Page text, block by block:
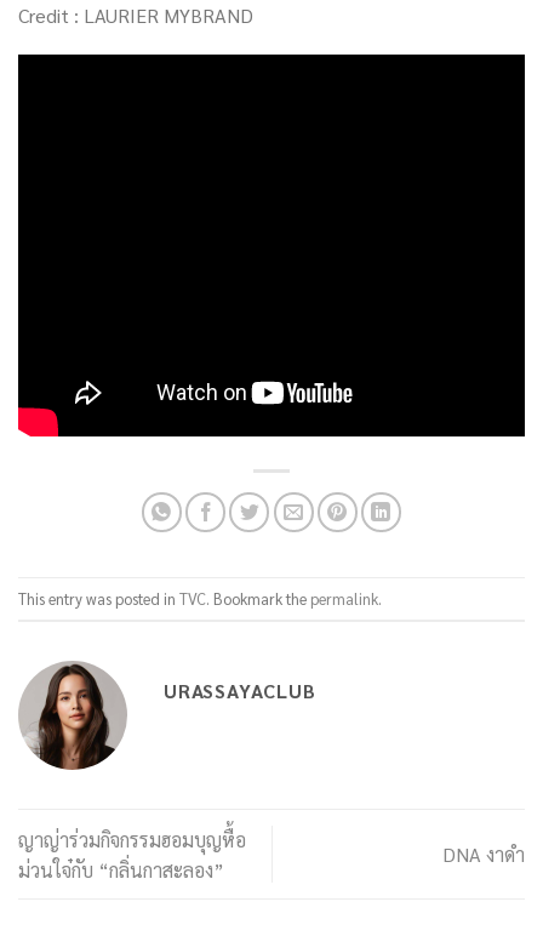
Credit : LAURIER MYBRAND
This entry was posted in TVC. Bookmark the permalink.
URASSAYACLUB
ญาญ่าร่วมกิจกรรมฮอมบุญหื้อ
ม่วนใจ๋กับ “กลิ่นกาสะลอง”
DNA งาดำ